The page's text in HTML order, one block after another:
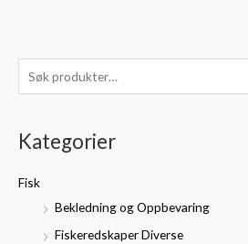
ø
e
Kategorier
Fisk
Bekledning og Oppbevaring
Fiskeredskaper Diverse